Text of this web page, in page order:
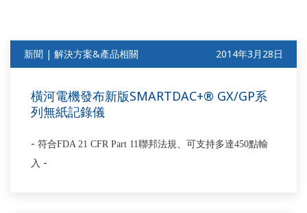
新聞 | 解決方案&產品相關 2014年3月28日
橫河電機發布新版SMARTDAC+® GX/GP系
列無紙記錄儀
- 符合FDA 21 CFR Part 11聯邦法規、可支持多達450點輸
入 -